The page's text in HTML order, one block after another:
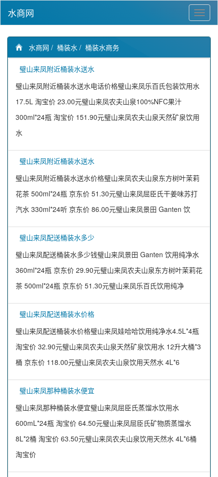
水商网
水商网 / 桶装水 / 桶装水商务
璧山来凤附近桶装水送水
璧山来凤附近桶装水送水电话价格璧山来凤乐百氏包装饮用水
17.5L 淘宝价 23.00元璧山来凤农夫山泉100%NFC果汁
300ml*24瓶 淘宝价 151.90元璧山来凤农夫山泉天然矿泉饮用
水
璧山来凤附近桶装水送水
璧山来凤附近桶装水送水价格璧山来凤农夫山泉东方树叶茉莉
花茶 500ml*24瓶 京东价 51.30元璧山来凤屈臣氏干姜味苏打
汽水 330ml*24听 京东价 86.00元璧山来凤景田 Ganten 饮
璧山来凤配送桶装水多少
璧山来凤配送桶装水多少钱璧山来凤景田 Ganten 饮用纯净水
360ml*24瓶 京东价 29.90元璧山来凤农夫山泉东方树叶茉莉花
茶 500ml*24瓶 京东价 51.30元璧山来凤乐百氏饮用纯净
璧山来凤配送桶装水价格
璧山来凤配送桶装水价格璧山来凤娃哈哈饮用纯净水4.5L*4瓶
淘宝价 32.90元璧山来凤农夫山泉天然矿泉饮用水 12升大桶*3
桶 京东价 118.00元璧山来凤农夫山泉饮用天然水 4L*6
璧山来凤那种桶装水便宜
璧山来凤那种桶装水便宜璧山来凤屈臣氏蒸馏水饮用水
600mL*24瓶 淘宝价 64.50元璧山来凤屈臣氏矿物质蒸馏水
8L*2桶 淘宝价 63.50元璧山来凤农夫山泉饮用天然水 4L*6桶
淘宝价